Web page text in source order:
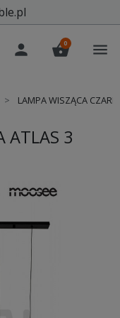
person shopping_basket
0 menu
LAMPA WISZĄCA
ATLAS 3